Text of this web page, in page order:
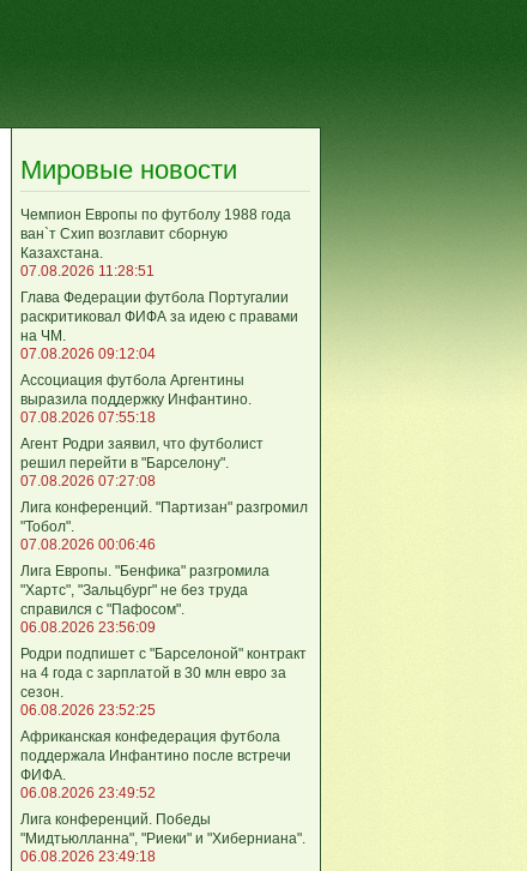
Мировые новости
Чемпион Европы по футболу 1988 года
ван`т Схип возглавит сборную
Казахстана.
07.08.2026 11:28:51
Глава Федерации футбола Португалии
раскритиковал ФИФА за идею с правами
на ЧМ.
07.08.2026 09:12:04
Ассоциация футбола Аргентины
выразила поддержку Инфантино.
07.08.2026 07:55:18
Агент Родри заявил, что футболист
решил перейти в "Барселону".
07.08.2026 07:27:08
Лига кoнференций. "Партизан" разгромил
"Тобол".
07.08.2026 00:06:46
Лига Европы. "Бенфика" разгромила
"Хартс", "Зальцбург" не без труда
справился с "Пафосом".
06.08.2026 23:56:09
Родри подпишет с "Барселоной" контракт
на 4 года с зарплатой в 30 млн евро за
сезон.
06.08.2026 23:52:25
Африканская конфедерация футбола
поддержала Инфантино после встречи
ФИФА.
06.08.2026 23:49:52
Лига кoнференций. Победы
"Мидтьюлланна", "Риеки" и "Хиберниана".
06.08.2026 23:49:18